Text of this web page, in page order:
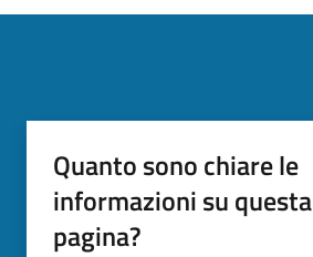
Quanto sono chiare le
informazioni su questa
pagina?